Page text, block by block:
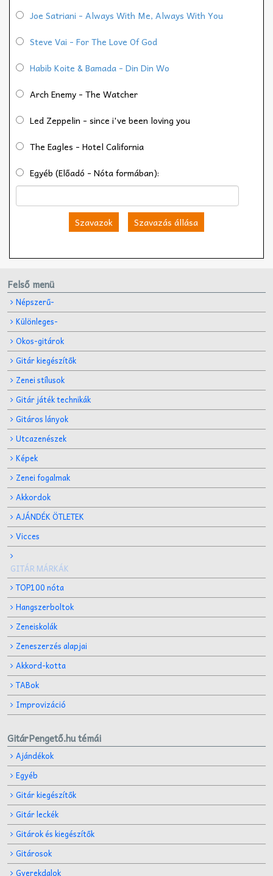
Joe Satriani - Always With Me, Always With You
Steve Vai - For The Love Of God
Habib Koite & Bamada - Din Din Wo
Arch Enemy - The Watcher
Led Zeppelin - since i've been loving you
The Eagles - Hotel California
Egyéb (Előadó - Nóta formában):
Szavazok Szavazás állása
Felső menü
Népszerű-
Különleges-
Okos-gitárok
Gitár kiegészítők
Zenei stílusok
Gitár játék technikák
Gitáros lányok
Utcazenészek
Képek
Zenei fogalmak
Akkordok
AJÁNDÉK ÖTLETEK
Vicces
GITÁR MÁRKÁK
TOP100 nóta
Hangszerboltok
Zeneiskolák
Zeneszerzés alapjai
Akkord-kotta
TABok
Improvizáció
GitárPengető.hu témái
Ajándékok
Egyéb
Gitár kiegészítők
Gitár leckék
Gitárok és kiegészítők
Gitárosok
Gyerekdalok